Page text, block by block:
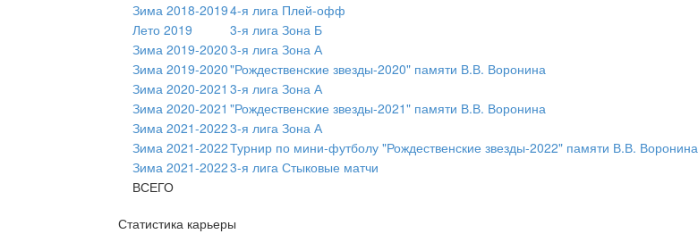
Зима 2018-20194-я лига Плей-офф
Лето 2019
3-я лига Зона Б
Зима 2019-20203-я лига Зона А
Зима 2019-2020"Рождественские звезды-2020" памяти В.В. Воронина
Зима 2020-2021 3-я лига Зона А
Зима 2020-2021 "Рождественские звезды-2021" памяти В.В. Воронина
Зима 2021-20223-я лига Зона А
Зима 2021-2022Турнир по мини-футболу "Рождественские звезды-2022" памяти В.В. Воронина
Зима 2021-20223-я лига Стыковые матчи
ВСЕГО
Статистика карьеры